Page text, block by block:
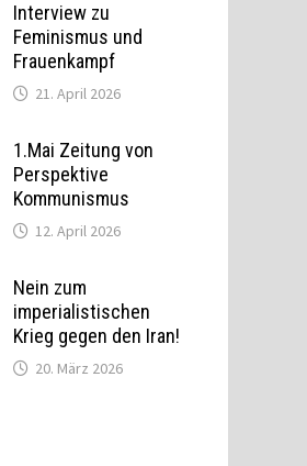
Interview zu
Feminismus und
Frauenkampf
21. April 2026
1.Mai Zeitung von
Perspektive
Kommunismus
12. April 2026
Nein zum
imperialistischen
Krieg gegen den Iran!
20. März 2026